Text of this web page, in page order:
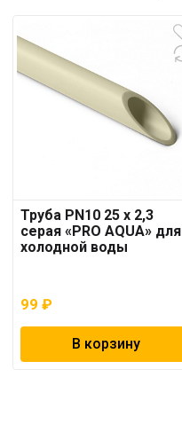
Труба PN10 25 x 2,3
серая «PRO AQUA» для
холодной воды
99 ₽
В корзину